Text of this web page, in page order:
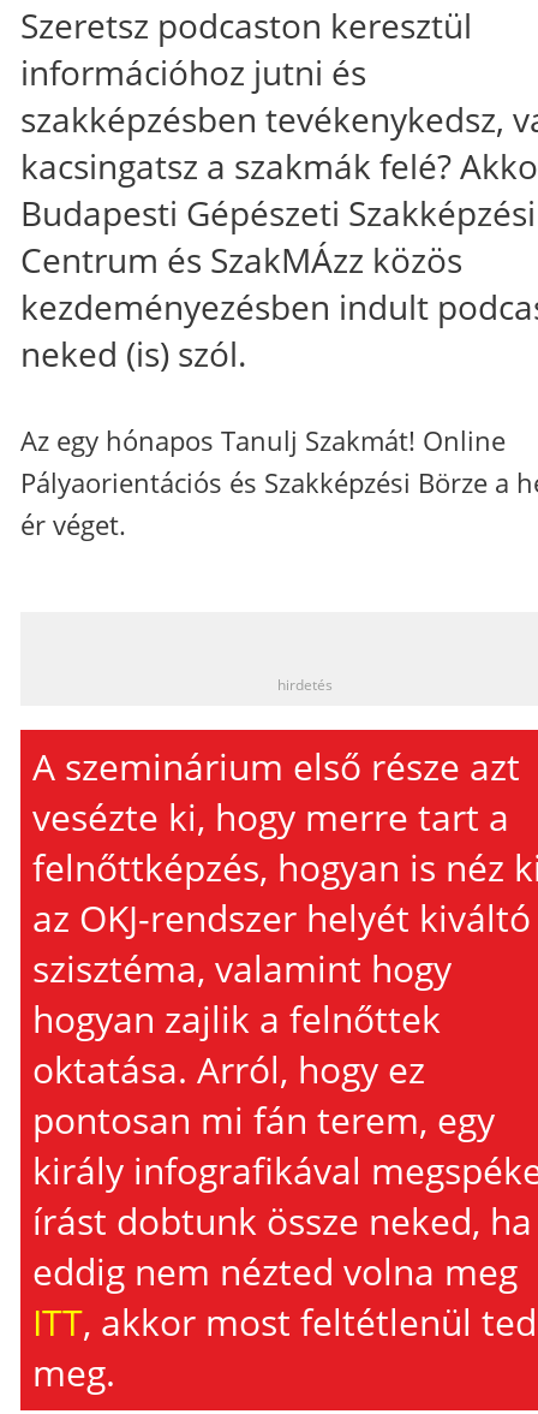
Szeretsz podcaston keresztül
információhoz jutni és
szakképzésben tevékenykedsz,
kacsingatsz a szakmák felé?
Budapesti Gépészeti Szakképzési
Centrum és SzakMÁzz közös
kezdeményezésben indult
neked (is) szól.
Az egy hónapos Tanulj Szakmát! Online
Pályaorientációs és Szakképzési Börze a
ér véget.
hirdetés
A szeminárium első része azt
vesézte ki, hogy merre tart a
felnőttképzés, hogyan is néz
az OKJ-rendszer helyét
szisztéma, valamint hogy
hogyan zajlik a felnőttek
oktatása. Arról, hogy ez
pontosan mi fán terem, egy
király infografikával
írást dobtunk össze neked, ha
eddig nem nézted volna meg
ITT, akkor most feltétlenül
meg.